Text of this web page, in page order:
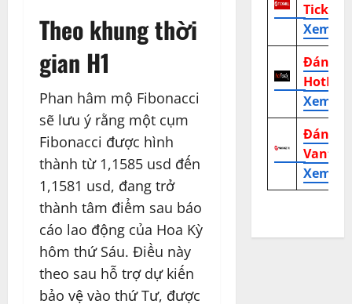
Theo khung thời
gian H1
Phan hâm mộ Fibonacci
sẽ lưu ý rằng một cụm
Fibonacci được hình
thành từ 1,1585 usd đến
1,1581 usd, đang trở
thành tâm điểm sau báo
cáo lao động của Hoa Kỳ
hôm thứ Sáu. Điều này
theo sau hỗ trợ dự kiến
bảo vệ vào thứ Tư, được
TickMill
Xem
Đánh
Xem
Đánh
Xem